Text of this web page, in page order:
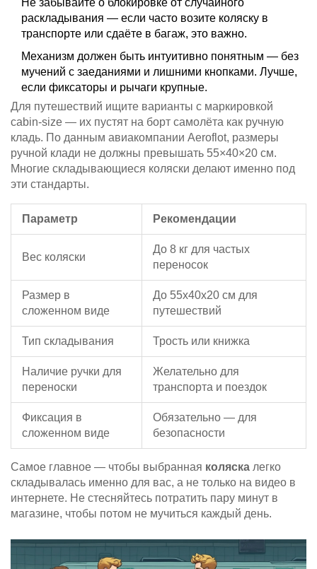
Не забывайте о блокировке от случайного
раскладывания — если часто возите коляску в
транспорте или сдаёте в багаж, это важно.
Механизм должен быть интуитивно понятным — без
мучений с заеданиями и лишними кнопками. Лучше,
если фиксаторы и рычаги крупные.
Для путешествий ищите варианты с маркировкой
cabin-size — их пустят на борт самолёта как ручную
кладь. По данным авиакомпании Aeroflot, размеры
ручной клади не должны превышать 55×40×20 см.
Многие складывающиеся коляски делают именно под
эти стандарты.
Параметр Рекомендации
Вес коляски
До 8 кг для частых
переносок
Размер в
сложенном виде
До 55x40x20 см для
путешествий
Тип складывания Трость или книжка
Наличие ручки для
переноски
Желательно для
транспорта и поездок
Фиксация в
сложенном виде
Обязательно — для
безопасности
Самое главное — чтобы выбранная коляска легко
складывалась именно для вас, а не только на видео в
интернете. Не стесняйтесь потратить пару минут в
магазине, чтобы потом не мучиться каждый день.